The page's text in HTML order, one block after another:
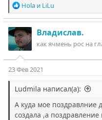
Р
е
а
к
ц
и
и
:
Holaи LiLu
Владислав.
как ячмень рос на
23 Фев 2021
Ludmila написал(а):
А куда мое поздравлние
создала ,а